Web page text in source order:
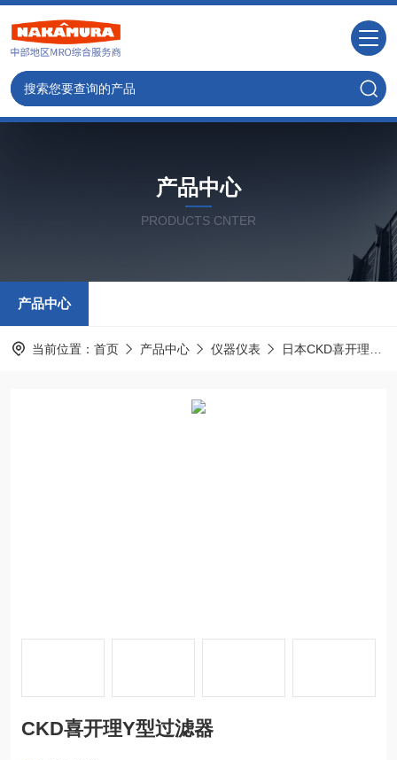
产品中心
PRODUCTS CNTER
产品中心
当前位置： 首页 产品中心 仪器仪表 日本CKD喜开理
CKD喜开理Y型过滤器